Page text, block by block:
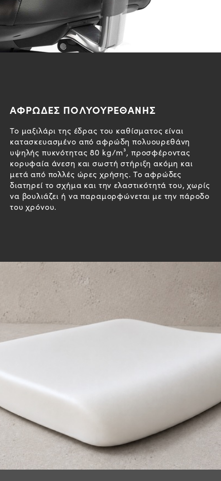
ΑΦΡΩΔΕΣ ΠΟΛΥΟΥΡΕΘΑΝΗΣ
Το μαξιλάρι της έδρας του καθίσματος είναι
κατασκευασμένο από αφρώδη πολυουρεθάνη
υψηλής πυκνότητας 80 kg/m³, προσφέροντας
κορυφαία άνεση και σωστή στήριξη ακόμη και
μετά από πολλές ώρες χρήσης. Το αφρώδες
διατηρεί το σχήμα και την ελαστικότητά του, χωρίς
να βουλιάζει ή να παραμορφώνεται με την πάροδο
του χρόνου.